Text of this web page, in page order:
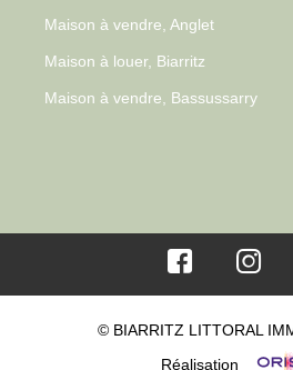
Maison à vendre, Anglet
Maison à louer, Biarritz
Maison à vendre, Bassussarry
© BIARRITZ LITTORAL
Réalisation